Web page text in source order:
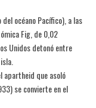
océano Pacífico), a las
Fig, de 0,02
Unidos detonó entre
que asoló
se convierte en el